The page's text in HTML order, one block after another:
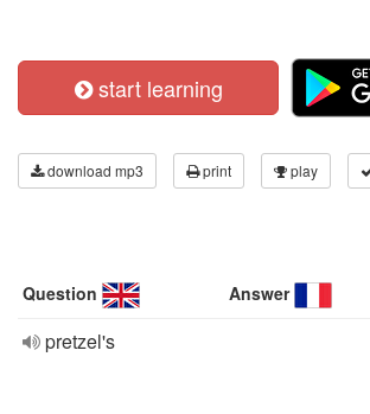
start learning
download mp3 print play
Question Answer
pretzel's